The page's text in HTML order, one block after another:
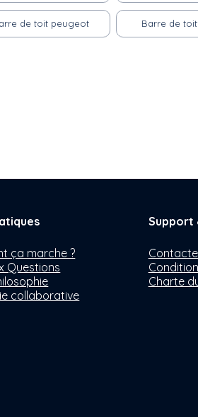
de toit peugeot Barre de
ça marche ?
Questions
collaborative
Support
Charte